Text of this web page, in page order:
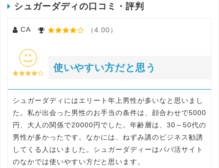
シュガーダディの口コミ・評判
CA （4.00）
使いやすい方だと思う
シュガーダディにはエリート年上男性が多いなと思いまし
た。私が出会った男性のお手当の条件は、顔合わせで5000
円、大人の関係で20000円でした。年齢層は、30～50代の
男性が多かったです。なかには、ねずみ講のビジネス勧誘
してくる人はいました。シュガーダディーはパパ活サイト
のなかでは使いやすい方だと思います。